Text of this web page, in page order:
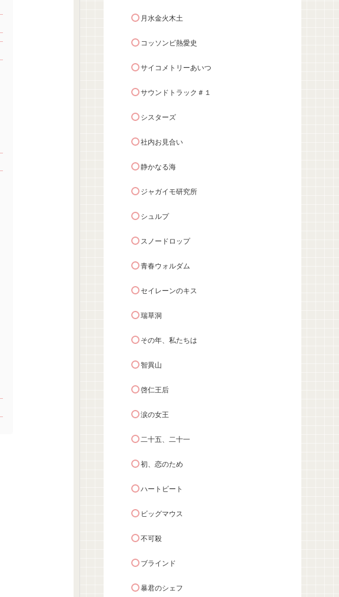
月水金火木土
コッソンビ熱愛史
サイコメトリーあいつ
サウンドトラック＃１
シスターズ
社内お見合い
静かなる海
ジャガイモ研究所
シュルプ
スノードロップ
青春ウォルダム
セイレーンのキス
瑞草洞
その年、私たちは
智異山
啓仁王后
涙の女王
二十五、二十一
初、恋のため
ハートビート
ビッグマウス
不可殺
ブラインド
暴君のシェフ